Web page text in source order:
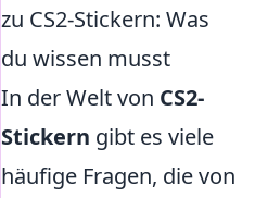
zu CS2-Stickern: Was
du wissen musst
In der Welt von CS2-
Stickern gibt es viele
häufige Fragen, die von